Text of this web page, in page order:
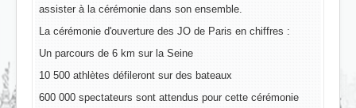
assister à la cérémonie dans son ensemble.
La cérémonie d'ouverture des JO de Paris en chiffres :
Un parcours de 6 km sur la Seine
10 500 athlètes défileront sur des bateaux
600 000 spectateurs sont attendus pour cette cérémonie